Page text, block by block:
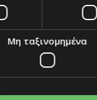
Μη ταξινομημένα